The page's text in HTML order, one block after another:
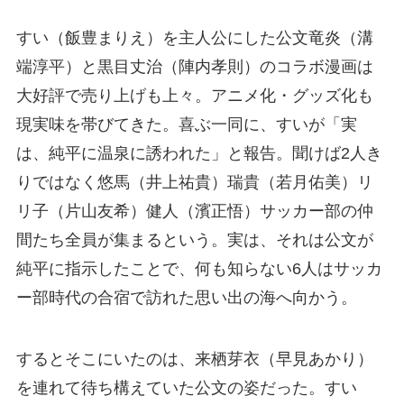
すい（飯豊まりえ）を主人公にした公文竜炎（溝
端淳平）と黒目丈治（陣内孝則）のコラボ漫画は
大好評で売り上げも上々。アニメ化・グッズ化も
現実味を帯びてきた。喜ぶ一同に、すいが「実
は、純平に温泉に誘われた」と報告。聞けば2人き
りではなく悠馬（井上祐貴）瑞貴（若月佑美）リ
リ子（片山友希）健人（濱正悟）サッカー部の仲
間たち全員が集まるという。実は、それは公文が
純平に指示したことで、何も知らない6人はサッカ
ー部時代の合宿で訪れた思い出の海へ向かう。
するとそこにいたのは、来栖芽衣（早見あかり）
を連れて待ち構えていた公文の姿だった。すい